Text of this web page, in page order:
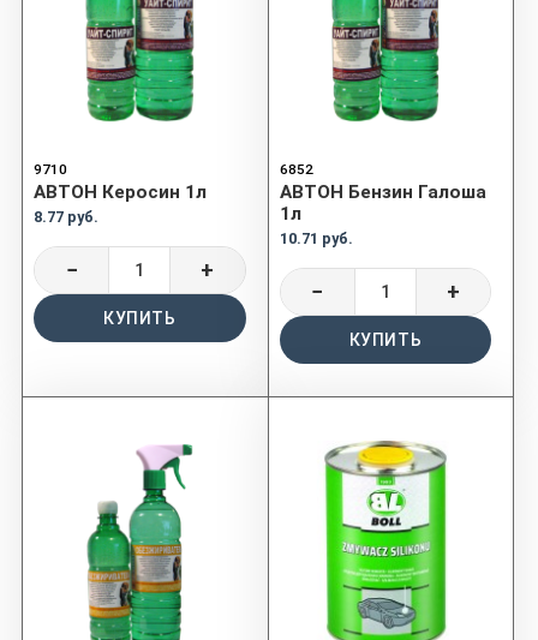
9710
АВТОН Керосин 1л
8.77 руб.
− +
КУПИТЬ
6852
АВТОН Бензин Галоша
1л
10.71 руб.
− +
КУПИТЬ